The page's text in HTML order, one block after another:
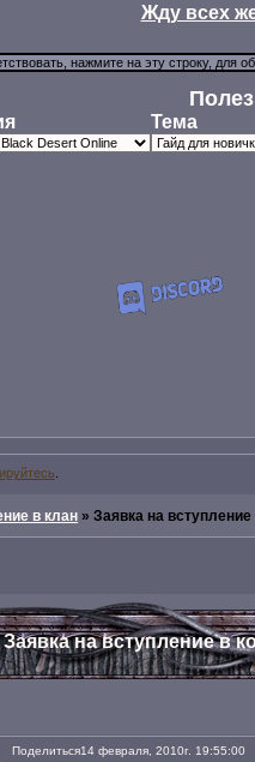
Жду всех
Тема
в клан »Заявка на вступление
Заявка на вступление в
Поделиться14 февраля, 2010г. 19:55:00